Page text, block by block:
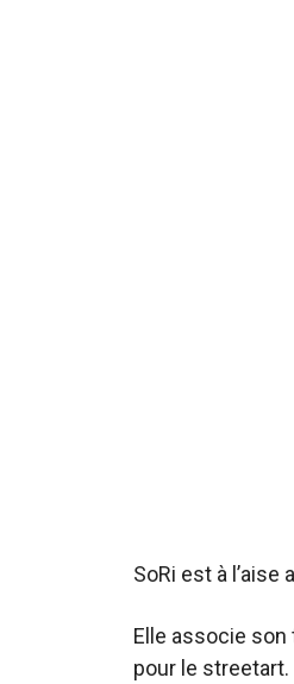
SoRi est à l’aise
Elle associe
pour le